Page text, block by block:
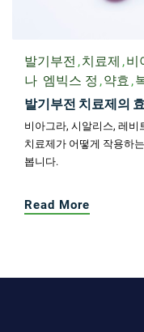
비아그라 시알리스
비아그라와 시알리스
비아그라와 시알리스는
징과 효과를 비교하고,
다는 것을 알아보세요.